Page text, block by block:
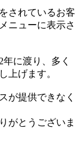
されているお客
ニューに表示さ
に渡り、多く
上げます。
が提供できなく
がとうございま